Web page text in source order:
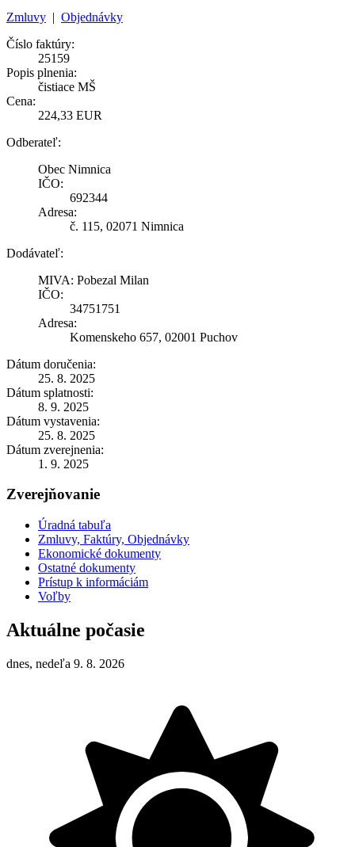
Zmluvy | Objednávky
Číslo faktúry:
25159
Popis plnenia:
čistiace MŠ
Cena:
224,33 EUR
Odberateľ:
Obec Nimnica
IČO:
692344
Adresa:
č. 115, 02071 Nimnica
Dodávateľ:
MIVA: Pobezal Milan
IČO:
34751751
Adresa:
Komenskeho 657, 02001 Puchov
Dátum doručenia:
25. 8. 2025
Dátum splatnosti:
8. 9. 2025
Dátum vystavenia:
25. 8. 2025
Dátum zverejnenia:
1. 9. 2025
Zverejňovanie
Úradná tabuľa
Zmluvy, Faktúry, Objednávky
Ekonomické dokumenty
Ostatné dokumenty
Prístup k informáciám
Voľby
Aktuálne počasie
dnes, nedeľa 9. 8. 2026